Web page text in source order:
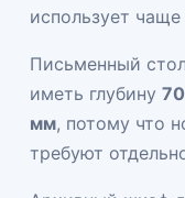
использует
Письменный
иметь глубину
мм, потому что
требуют